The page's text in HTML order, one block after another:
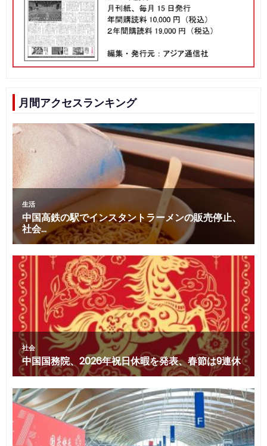
月間アクセスランキング